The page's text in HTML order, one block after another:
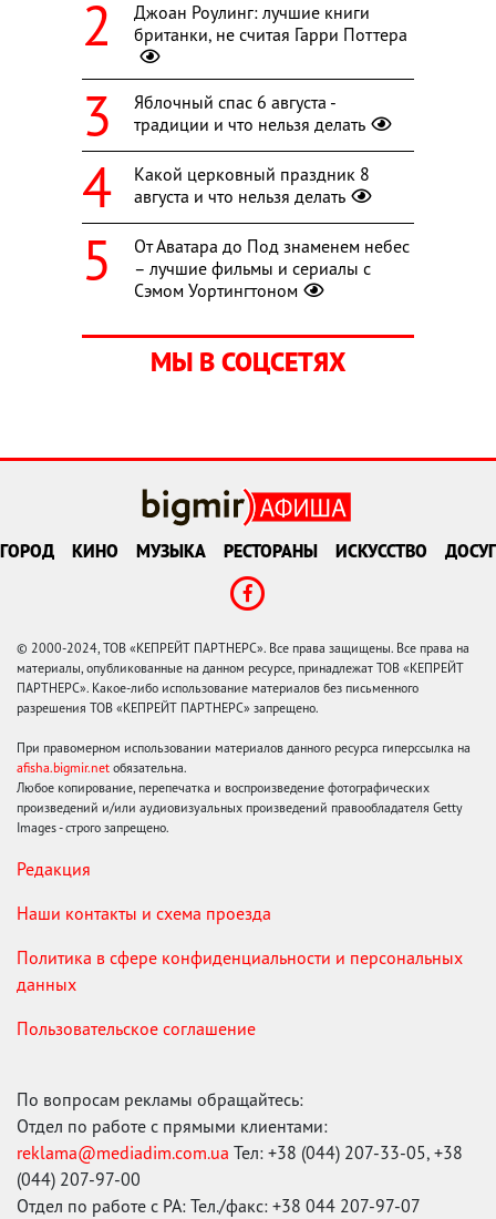
Джоан Роулинг: лучшие книги
британки, не считая Гарри Поттера
Яблочный спас 6 августа -
традиции и что нельзя делать
Какой церковный праздник 8
августа и что нельзя делать
От Аватара до Под знаменем небес
– лучшие фильмы и сериалы с
Сэмом Уортингтоном
МЫ В СОЦСЕТЯХ
ГОРОД КИНО МУЗЫКА РЕСТОРАНЫ ИСКУССТВО ДОСУГ
© 2000-2024, ТОВ «КЕПРЕЙТ ПАРТНЕРС». Все права защищены. Все права на
материалы, опубликованные на данном ресурсе, принадлежат ТОВ «КЕПРЕЙТ
ПАРТНЕРС». Какое-либо использование материалов без письменного
разрешения ТОВ «КЕПРЕЙТ ПАРТНЕРС» запрещено.
При правомерном использовании материалов данного ресурса гиперссылка на
afisha.bigmir.net обязательна.
Любое копирование, перепечатка и воспроизведение фотографических
произведений и/или аудиовизуальных произведений правообладателя Getty
Images - строго запрещено.
Редакция
Наши контакты и схема проезда
Политика в сфере конфиденциальности и персональных
данных
Пользовательское соглашение
По вопросам рекламы обращайтесь:
Отдел по работе с прямыми клиентами:
reklama@mediadim.com.ua Тел: +38 (044) 207-33-05, +38
(044) 207-97-00
Отдел по работе с РА: Тел./факс: +38 044 207-97-07